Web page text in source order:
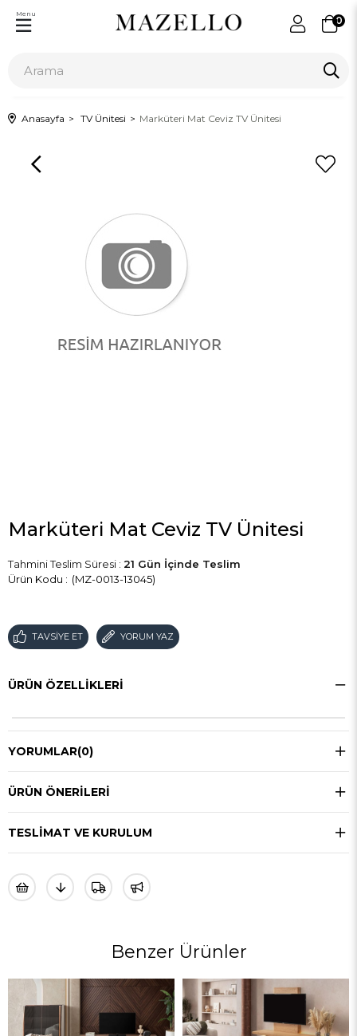
0
Menu
Anasayfa TV Ünitesi Marküteri Mat Ceviz TV Ünitesi
Marküteri Mat Ceviz TV Ünitesi
Tahmini Teslim Süresi : 21 Gün İçinde Teslim
(MZ-0013-13045)
TAVSIYE ET YORUM YAZ
ÜRÜN ÖZELLIKLERI
YORUMLAR(0)
ÜRÜN ÖNERILERI
TESLIMAT VE KURULUM
Benzer Ürünler